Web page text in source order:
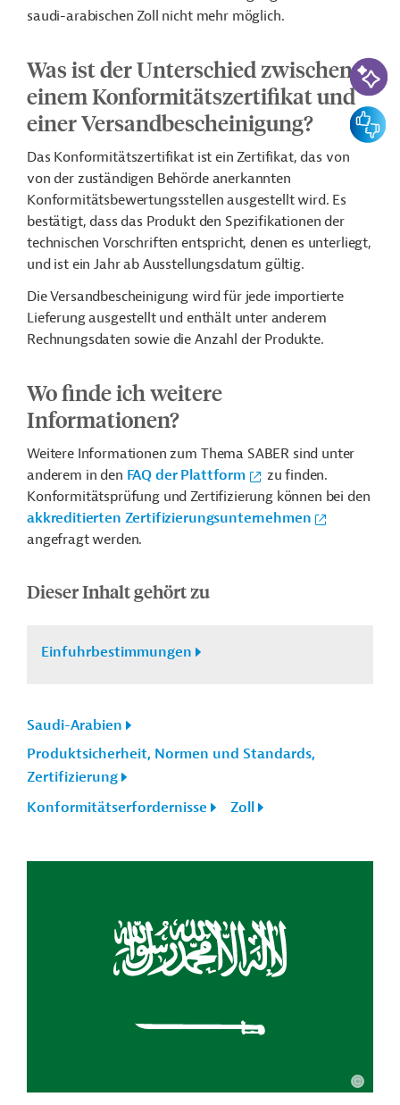
saudi-arabischen Zoll nicht mehr möglich.
Was ist der Unterschied zwischen
einem Konformitätszertifikat und
einer Versandbescheinigung?
Das Konformitätszertifikat ist ein Zertifikat, das von
von der zuständigen Behörde anerkannten
Konformitätsbewertungsstellen ausgestellt wird. Es
bestätigt, dass das Produkt den Spezifikationen der
technischen Vorschriften entspricht, denen es unterliegt,
und ist ein Jahr ab Ausstellungsdatum gültig.
Die Versandbescheinigung wird für jede importierte
Lieferung ausgestellt und enthält unter anderem
Rechnungsdaten sowie die Anzahl der Produkte.
Wo finde ich weitere
Informationen?
Weitere Informationen zum Thema SABER sind unter
anderem in den FAQ der Plattform
zu finden.
Konformitätsprüfung und Zertifizierung können bei den
akkreditierten Zertifizierungsunternehmen
angefragt werden.
Dieser Inhalt gehört zu
Einfuhrbestimmungen
Saudi-Arabien
Produktsicherheit, Normen und Standards,
Zertifizierung
Konformitätserfordernisse
Zoll
KI-